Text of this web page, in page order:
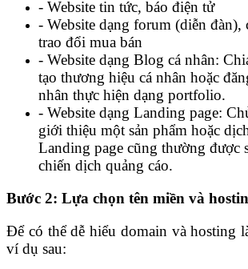
- Website tin tức, báo điện tử
- Website dạng forum (diễn đàn),
trao đổi mua bán
- Website dạng Blog cá nhân:
tạo thương hiệu cá nhân hoặc
nhân thực hiện dạng portfolio.
- Website dạng Landing page:
giới thiệu một sản phẩm hoặc
Landing page cũng thường được
chiến dịch quảng cáo.
Bước 2: Lựa chọn tên miền và
Để có thể dễ hiểu domain và hosting
ví dụ sau: